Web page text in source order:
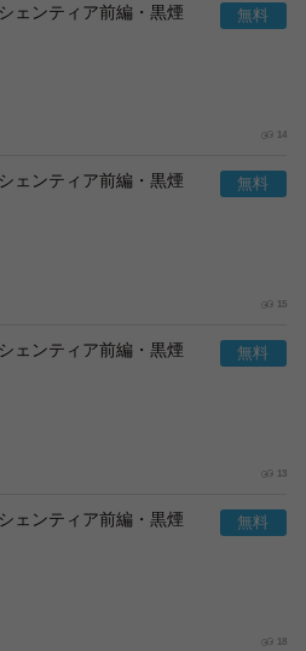
ェンティア前編・黒煙
14
ェンティア前編・黒煙
15
ェンティア前編・黒煙
13
ェンティア前編・黒煙
18